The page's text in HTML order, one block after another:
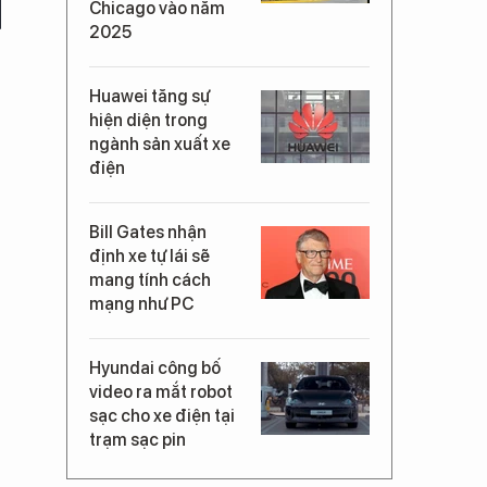
Chicago vào năm
2025
Huawei tăng sự
hiện diện trong
ngành sản xuất xe
điện
Bill Gates nhận
định xe tự lái sẽ
mang tính cách
mạng như PC
Hyundai công bố
video ra mắt robot
sạc cho xe điện tại
trạm sạc pin